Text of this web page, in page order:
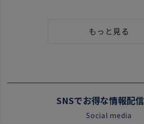
もっと見る
SNSでお得な情報配信
Social media